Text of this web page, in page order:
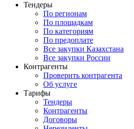
Тендеры
По регионам
По площадкам
По категориям
По предоплате
Все закупки Казахстана
Все закупки России
Контрагенты
Проверить контрагента
Об услуге
Тарифы
Тендеры
Контрагенты
Договоры